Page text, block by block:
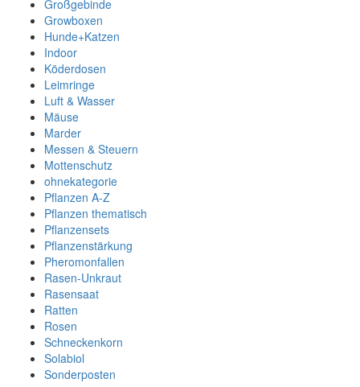
Großgebinde
Growboxen
Hunde+Katzen
Indoor
Köderdosen
Leimringe
Luft & Wasser
Mäuse
Marder
Messen & Steuern
Mottenschutz
ohnekategorie
Pflanzen A-Z
Pflanzen thematisch
Pflanzensets
Pflanzenstärkung
Pheromonfallen
Rasen-Unkraut
Rasensaat
Ratten
Rosen
Schneckenkorn
Solabiol
Sonderposten